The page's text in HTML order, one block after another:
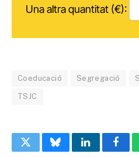
Una altra quantitat (€):
Coeducació Segregació
TSJC
TwitterBlueskyLinkedIn